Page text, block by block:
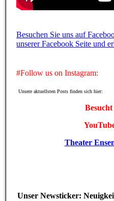
Besuchen Sie uns auf
unserer Facebook Seite und
#Follow us on Instagram:
Unsere aktuellsten Posts finden sich hier:
Theater
Unser Newsticker: